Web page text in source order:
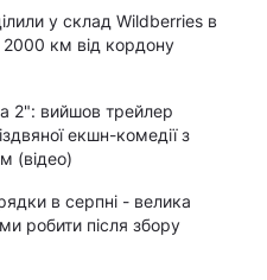
у склад Wildberries в
2000 км від кордону
2": вийшов трейлер
екшн-комедії з
(відео)
в серпні - велика
робити після збору